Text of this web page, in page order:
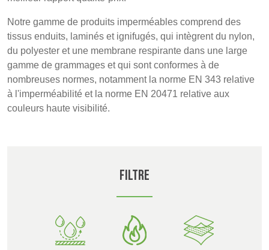
NAUMD 2026 (1)
FUTURE FORCES
(1)
FINLANDE
FRANCE, ITALY,
MOROCCO,
PORTUGAL, SPAIN
& TUNISIA
GREECE,
HUNGARY,
ROMANIA
DENMARK,
ICELAND,
NORWAY &
Notre gamme de produits imperméables comprend des
tissus enduits, laminés et ignifugés, qui intègrent du nylon,
du polyester et une membrane respirante dans une large
gamme de grammages et qui sont conformes à de
nombreuses normes, notamment la norme EN 343 relative
à l'imperméabilité et la norme EN 20471 relative aux
couleurs haute visibilité.
Filtre